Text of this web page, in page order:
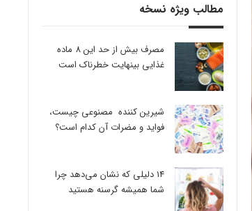
مطالب ویژه نسخه
مصرف بیش از حد این 8 ماده
غذایی بینهایت خطرناک است
شیرین کننده مصنوعی چیست،
فواید و مضرات آن کدام است؟
14 دلیلی که نشان می‌دهد چرا
شما همیشه گرسنه هستید